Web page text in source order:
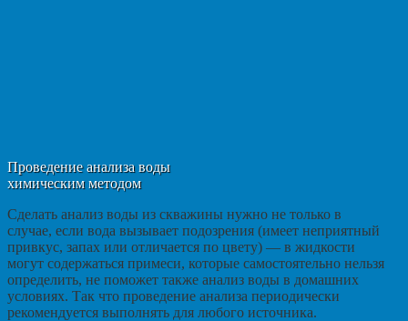
Проведение анализа воды
химическим методом
Сделать анализ воды из скважины нужно не только в
случае, если вода вызывает подозрения (имеет неприятный
привкус, запах или отличается по цвету) — в жидкости
могут содержаться примеси, которые самостоятельно нельзя
определить, не поможет также анализ воды в домашних
условиях. Так что проведение анализа периодически
рекомендуется выполнять для любого источника.